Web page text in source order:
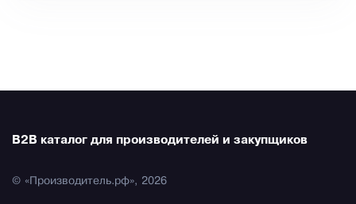
B2B каталог для производителей и закупщиков
© «Производитель.рф», 2026